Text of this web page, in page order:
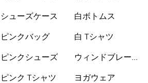
シューズケース
ピンクバッグ
ピンクシューズ
ピンク Tシャツ
白ボトムス
白 Tシャツ
ウィンドブレーカ
ヨガウェア